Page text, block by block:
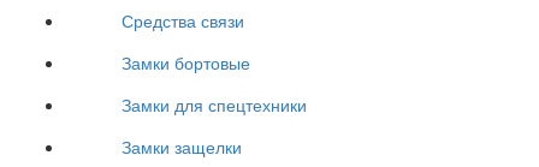
Средства связи
Замки бортовые
Замки для спецтехники
Замки защелки